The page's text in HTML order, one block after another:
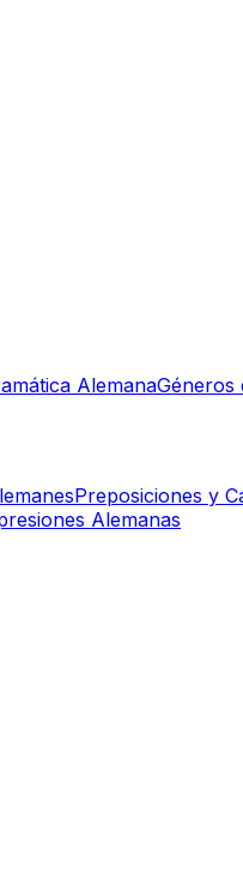
AlemanaGéneros
Preposiciones y
Alemanas